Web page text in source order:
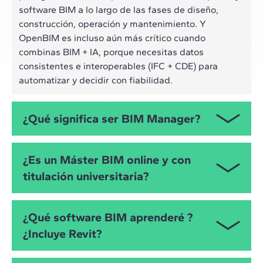
software BIM a lo largo de las fases de diseño,
construcción, operación y mantenimiento. Y
OpenBIM es incluso aún más crítico cuando
combinas BIM + IA, porque necesitas datos
consistentes e interoperables (IFC + CDE) para
automatizar y decidir con fiabilidad.
¿Qué significa ser BIM Manager?
personas, herramientas y datos, define protocolos y
estándares, vela por la calidad del modelo y el
cumplimiento de entregables (BEP, CDE, flujos por
para asumir ese rol con un enfoque práctico y
orientado a resultados.
¿Es un Máster BIM online y con
titulación universitaria?
metodología Live Online. Cada clase es única,
pudiendo interactuar en tiempo real con preguntas
a los profesores. Además, cuenta con 60 ECTS y con
¿Qué software BIM aprenderé ?
¿Incluye Revit?